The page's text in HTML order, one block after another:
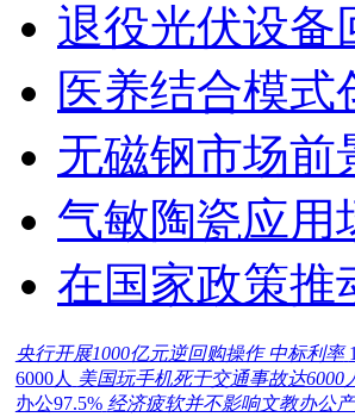
退役光伏设备
医养结合模
无磁钢市场前
气敏陶瓷应用
在国家政策推
央行开展1000亿元逆回购操作 中标利率
6000人 美国玩手机死于交通事故达6000
办公97.5% 经济疲软并不影响文教办公